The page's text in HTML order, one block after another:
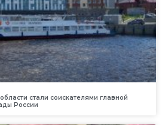
стали соискателями главной
России